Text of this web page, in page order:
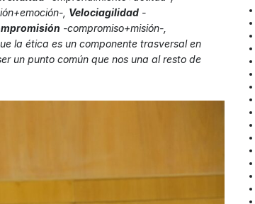
, Velociagilidad -
-compromiso+misión-,
la ética es un componente trasversal en
un punto común que nos una al resto de